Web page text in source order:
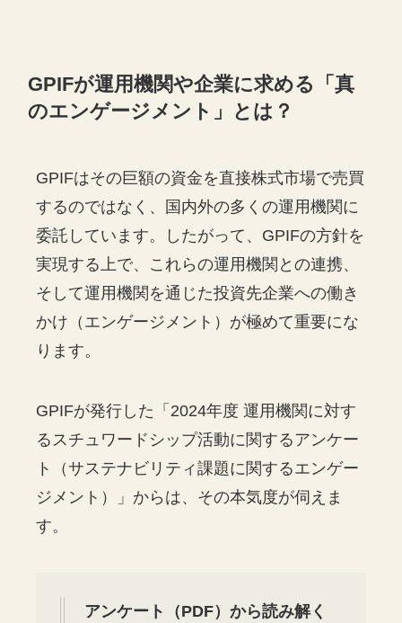
GPIFが運用機関や企業に求める「真
のエンゲージメント」とは？
GPIFはその巨額の資金を直接株式市場で売買
するのではなく、国内外の多くの運用機関に
委託しています。したがって、GPIFの方針を
実現する上で、これらの運用機関との連携、
そして運用機関を通じた投資先企業への働き
かけ（エンゲージメント）が極めて重要にな
ります。
GPIFが発行した「2024年度 運用機関に対す
るスチュワードシップ活動に関するアンケー
ト（サステナビリティ課題に関するエンゲー
ジメント）」からは、その本気度が伺えま
す。
アンケート（PDF）から読み解く